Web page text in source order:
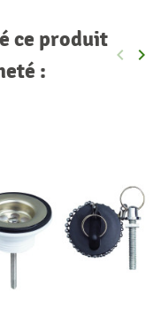
ce produit
:
keyboard_arrow_left keyboard_arrow_right